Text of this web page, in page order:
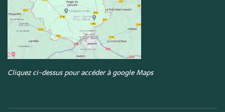
Cliquez ci-dessus pour accéder à google Maps